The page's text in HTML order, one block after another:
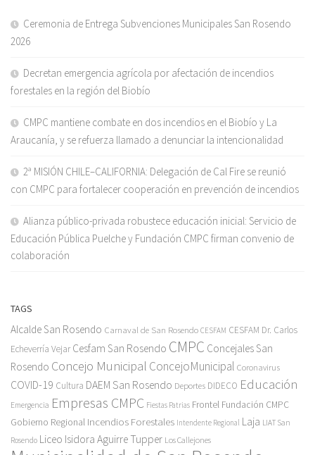
Ceremonia de Entrega Subvenciones Municipales San Rosendo
2026
Decretan emergencia agrícola por afectación de incendios
forestales en la región del Biobío
CMPC mantiene combate en dos incendios en el Biobío y La
Araucanía, y se refuerza llamado a denunciar la intencionalidad
2ª MISIÓN CHILE–CALIFORNIA: Delegación de Cal Fire se reunió
con CMPC para fortalecer cooperación en prevención de incendios
Alianza público-privada robustece educación inicial: Servicio de
Educación Pública Puelche y Fundación CMPC firman convenio de
colaboración
TAGS
Alcalde San Rosendo Carnaval de San Rosendo CESFAM CESFAM Dr. Carlos
Echeverría Vejar Cesfam San Rosendo CMPC Concejales San
Rosendo Concejo Municipal ConcejoMunicipal Coronavirus
COVID-19 Cultura DAEM San Rosendo Deportes DIDECO Educación
Emergencia Empresas CMPC Fiestas Patrias Frontel Fundación CMPC
Gobierno Regional Incendios Forestales Intendente Regional Laja LIAT San
Rosendo Liceo Isidora Aguirre Tupper Los Callejones